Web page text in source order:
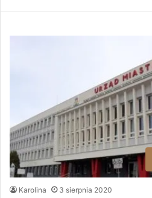
Karolina 3 sierpnia 2020